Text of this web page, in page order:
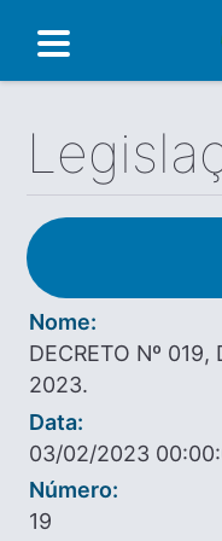
Nome:
DECRETO Nº 019,
2023.
Data:
03/02/2023
Número:
19